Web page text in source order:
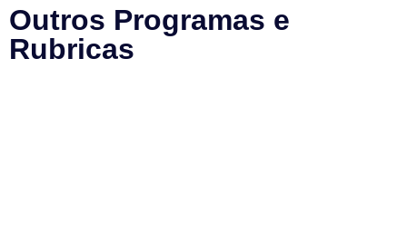
Outros Programas e
Rubricas